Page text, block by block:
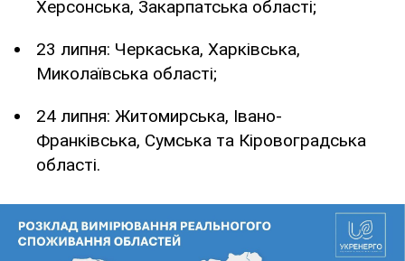
Херсонська, Закарпатська області;
23 липня: Черкаська, Харківська,
Миколаївська області;
24 липня: Житомирська, Івано-
Франківська, Сумська та Кіровоградська
області.